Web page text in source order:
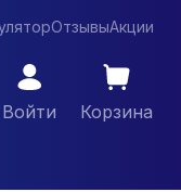
ОтзывыАкции
Войти Корзина